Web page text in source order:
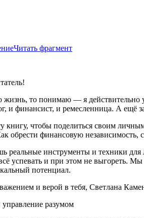
Читать фрагмент
то понимаю — я действительно
и финансист, и ремесленница. А ещё
книгу, чтобы поделиться своим
обрести финансовую
реальные инструменты и техники
успевать и при этом не выгореть.
потенциал.
и верой в тебя, Светлана
разумом